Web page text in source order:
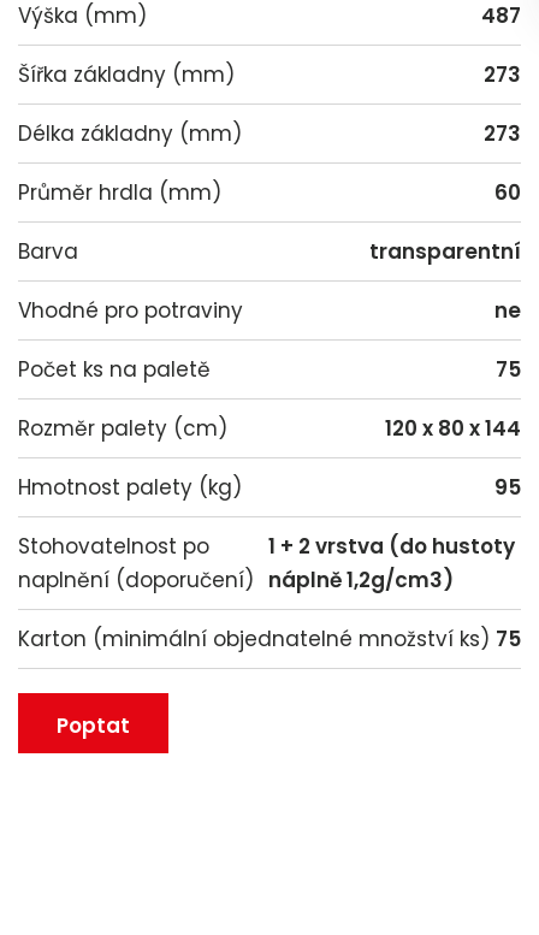
Výška (mm) 487
Šířka základny (mm) 273
Délka základny (mm) 273
Průměr hrdla (mm) 60
Barva transparentní
Vhodné pro potraviny ne
Počet ks na paletě 75
Rozměr palety (cm) 120 x 80 x 144
Hmotnost palety (kg) 95
Stohovatelnost po
naplnění (doporučení)
1 + 2 vrstva (do hustoty
náplně 1,2g/cm3)
Karton (minimální objednatelné množství ks) 75
Poptat